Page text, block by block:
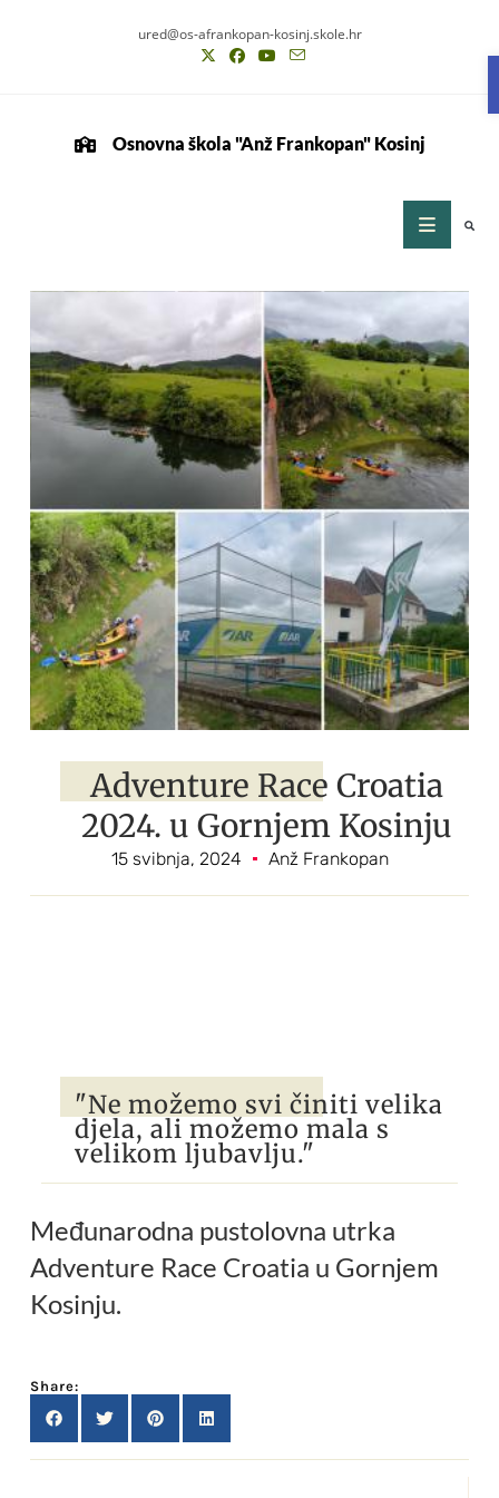
ured@os-afrankopan-kosinj.skole.hr
Osnovna škola "Anž Frankopan" Kosinj
Adventure Race Croatia
2024. u Gornjem Kosinju
15 svibnja, 2024 Anž Frankopan
"Ne možemo svi činiti velika
djela, ali možemo mala s
velikom ljubavlju."
Međunarodna pustolovna utrka
Adventure Race Croatia u Gornjem
Kosinju.
Share: